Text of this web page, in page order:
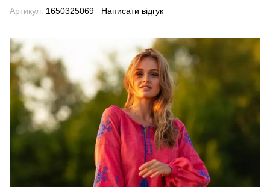
Артикул: 1650325069 Написати відгук